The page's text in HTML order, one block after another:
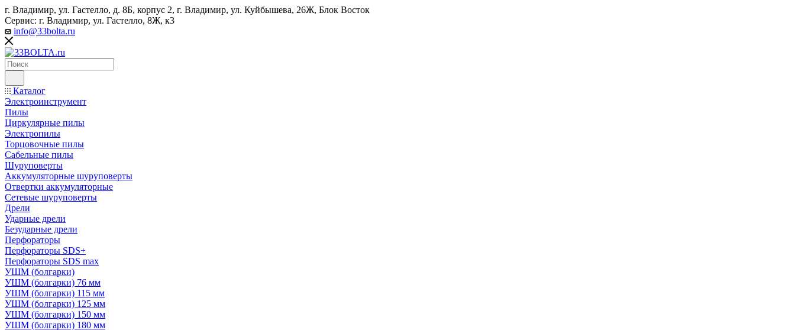
г. Владимир, ул. Гастелло, д. 8Б, корпус 2, г. Владимир, ул. ​Куйбышева, 26Ж, Блок Восток
Сервис: г. Владимир, ул. Гастелло, 8Ж, к3
info@33bolta.ru
Каталог
Электроинструмент
Пилы
Циркулярные пилы
Электропилы
Торцовочные пилы
Сабельные пилы
Шуруповерты
Аккумуляторные шуруповерты
Отвертки аккумуляторные
Сетевые шуруповерты
Дрели
Ударные дрели
Безударные дрели
Перфораторы
Перфораторы SDS+
Перфораторы SDS max
УШМ (болгарки)
УШМ (болгарки) 76 мм
УШМ (болгарки) 115 мм
УШМ (болгарки) 125 мм
УШМ (болгарки) 150 мм
УШМ (болгарки) 180 мм